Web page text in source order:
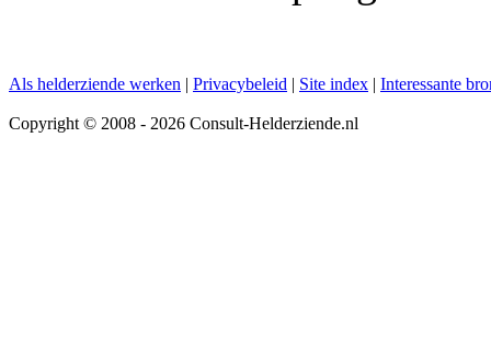
Als helderziende werken | Privacybeleid | Site index | Interessante
Copyright © 2008 - 2026 Consult-Helderziende.nl